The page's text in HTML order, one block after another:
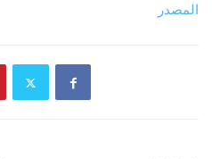
المصدر